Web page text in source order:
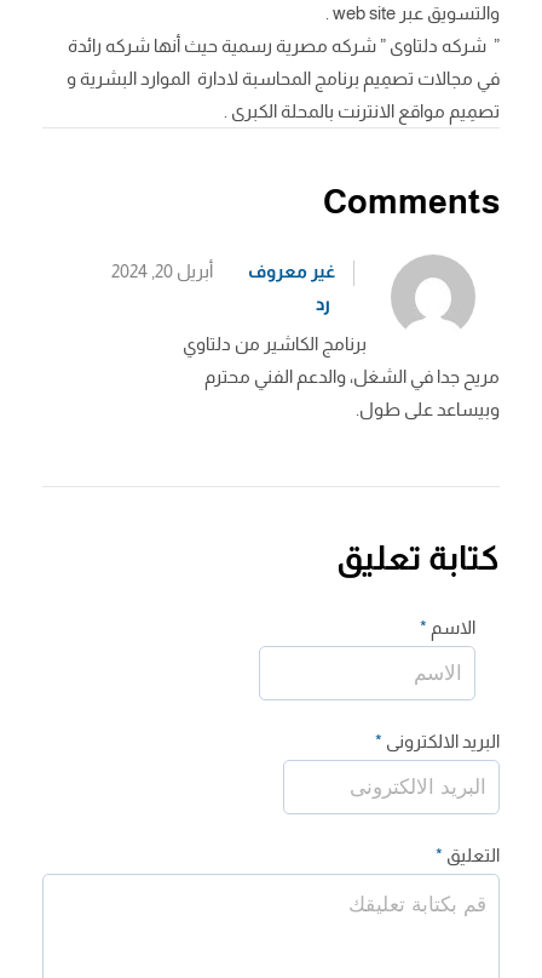
والتسويق عبر web site .
” شركه دلتاوى ” شركه مصرية رسمية حيث أنها شركه رائدة
في مجالات تصمِيم برنامج المحاسبة لادارة الموارد البشرية و
تصمِيم مواقع الانترنت بالمحلة الكبرى .
Comments
غير معروف أبريل 20, 2024
رد
برنامج الكاشير من دلتاوي
مريح جدا في الشغل، والدعم الفني محترم
وبيساعد على طول.
كتابة تعليق
الاسم *
البريد الالكترونى *
التعليق *